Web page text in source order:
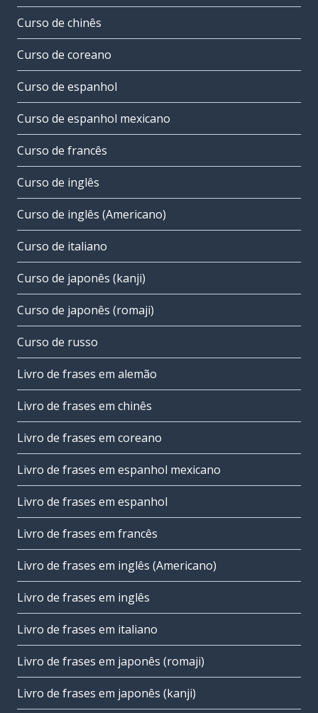
Curso de chinês
Curso de coreano
Curso de espanhol
Curso de espanhol mexicano
Curso de francês
Curso de inglês
Curso de inglês (Americano)
Curso de italiano
Curso de japonês (kanji)
Curso de japonês (romaji)
Curso de russo
Livro de frases em alemão
Livro de frases em chinês
Livro de frases em coreano
Livro de frases em espanhol mexicano
Livro de frases em espanhol
Livro de frases em francês
Livro de frases em inglês (Americano)
Livro de frases em inglês
Livro de frases em italiano
Livro de frases em japonês (romaji)
Livro de frases em japonês (kanji)